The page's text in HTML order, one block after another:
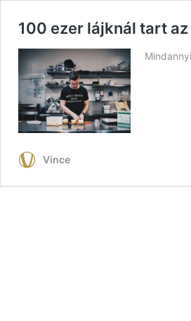
100 ezer lájknál tart
Vince